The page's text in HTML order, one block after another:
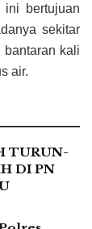
ini bertujuan
sekitar
kali
air.
TURUN-
DI PN